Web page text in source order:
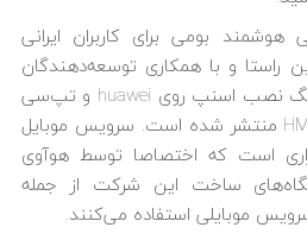
هوشمند بومی برای کاربران ایرانی
راستا و با همکاری توسعه‌دهندگان
نرم‌افزار داخلی، نسخه هماهنگ نصب اسنپ روی huawei و تپ‌سی
HMS منتشر شده است. سرویس موبایل
است که اختصاصا توسط هوآوی
ساخت این شرکت از جمله
موبایلی استفاده می‌کنند.